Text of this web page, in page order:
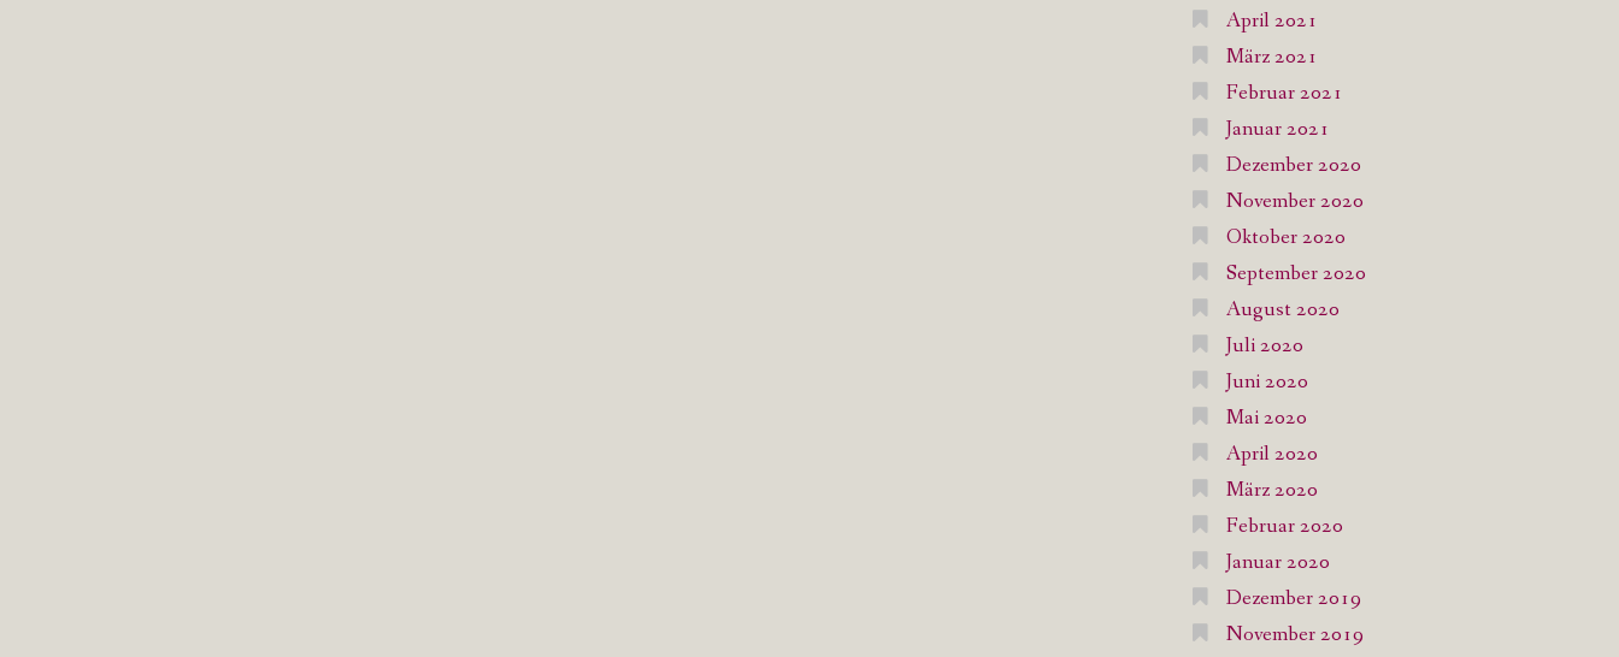
April 2021
März 2021
Februar 2021
Januar 2021
Dezember 2020
November 2020
Oktober 2020
September 2020
August 2020
Juli 2020
Juni 2020
Mai 2020
April 2020
März 2020
Februar 2020
Januar 2020
Dezember 2019
November 2019